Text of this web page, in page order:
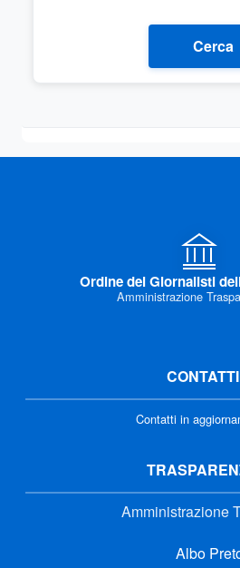
Cerca
Ordine dei Giornalisti
Amministrazione
CONTATTI
Contatti in
Amministrazione
Albo